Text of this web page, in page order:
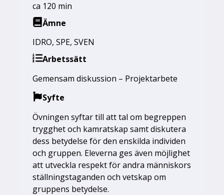
ca 120 min
Ämne
IDRO, SPE, SVEN
Arbetssätt
Gemensam diskussion – Projektarbete
Syfte
Övningen syftar till att tal om begreppen
trygghet och kamratskap samt diskutera
dess betydelse för den enskilda individen
och gruppen. Eleverna ges även möjlighet
att utveckla respekt för andra människors
ställningstaganden och vetskap om
gruppens betydelse.